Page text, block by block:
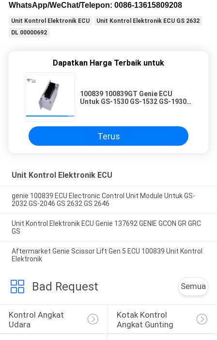
WhatsApp/WeChat/Telepon: 0086-13615809208
Unit Kontrol Elektronik ECU
Unit Kontrol Elektronik ECU GS 2632
DL 00000692
Dapatkan Harga Terbaik untuk
100839 100839GT Genie ECU
Untuk GS-1530 GS-1532 GS-1930
Terus
Unit Kontrol Elektronik ECU
genie 100839 ECU Electronic Control Unit Module Untuk GS-
2032 GS-2046 GS 2632 GS 2646
Unit Kontrol Elektronik ECU Genie 137692 GENIE GCON GR GRC
GS
Aftermarket Genie Scissor Lift Gen 5 ECU 100839 Unit Kontrol
Elektronik
Bad Request Semua
Kontrol Angkat
Udara
Kotak Kontrol
Angkat Gunting